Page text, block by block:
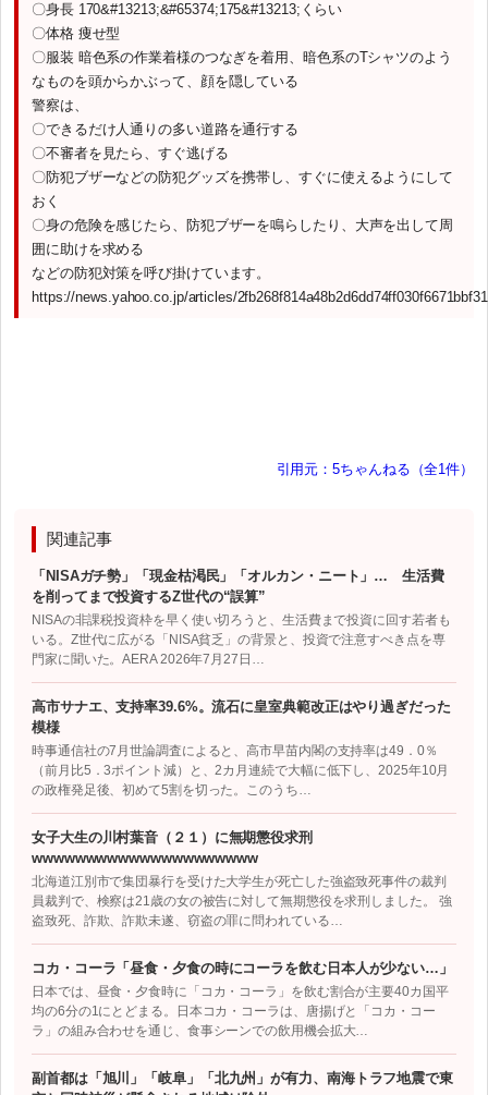
〇身長 170&#13213;&#65374;175&#13213;くらい
〇体格 痩せ型
〇服装 暗色系の作業着様のつなぎを着用、暗色系のTシャツのよう
なものを頭からかぶって、顔を隠している
警察は、
〇できるだけ人通りの多い道路を通行する
〇不審者を見たら、すぐ逃げる
〇防犯ブザーなどの防犯グッズを携帯し、すぐに使えるようにして
おく
〇身の危険を感じたら、防犯ブザーを鳴らしたり、大声を出して周
囲に助けを求める
などの防犯対策を呼び掛けています。
https://news.yahoo.co.jp/articles/
引用元：5ちゃんねる（全1件）
関連記事
「NISAガチ勢」「現金枯渇民」「オルカン・ニート」… 生活費
を削ってまで投資するZ世代の“誤算”
NISAの非課税投資枠を早く使い切ろうと、生活費まで投資に回す若者も
いる。Z世代に広がる「NISA貧乏」の背景と、投資で注意すべき点を専
門家に聞いた。AERA 2026年7月27日…
高市サナエ、支持率39.6%。流石に皇室典範改正はやり過ぎだった
模様
時事通信社の7月世論調査によると、高市早苗内閣の支持率は49．0％
（前月比5．3ポイント減）と、2カ月連続で大幅に低下し、2025年10月
の政権発足後、初めて5割を切った。このうち…
女子大生の川村葉音（２１）に無期懲役求刑
wwwwwwwwwwwwwwwwwwwww
北海道江別市で集団暴行を受けた大学生が死亡した強盗致死事件の裁判
員裁判で、検察は21歳の女の被告に対して無期懲役を求刑しました。 強
盗致死、詐欺、詐欺未遂、窃盗の罪に問われている…
コカ・コーラ「昼食・夕食の時にコーラを飲む日本人が少ない…」
日本では、昼食・夕食時に「コカ・コーラ」を飲む割合が主要40カ国平
均の6分の1にとどまる。日本コカ・コーラは、唐揚げと「コカ・コー
ラ」の組み合わせを通じ、食事シーンでの飲用機会拡大…
副首都は「旭川」「岐阜」「北九州」が有力、南海トラフ地震で東